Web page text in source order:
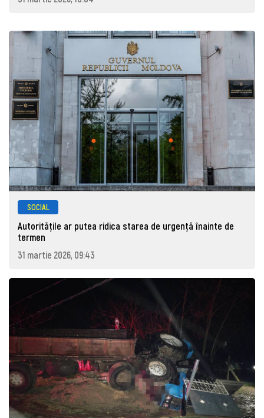
SOCIAL
Autoritățile ar putea ridica starea de urgență înainte de
termen
31 martie 2026, 09:43